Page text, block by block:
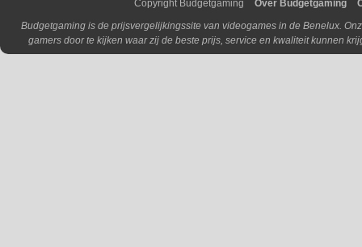
Copyright Budgetgaming Over Budgetgaming
Budgetgaming is de prijsvergelijkingssite van videogames in de Benelux.
gamers door te kijken waar zij de beste prijs, service en kwaliteit kunnen